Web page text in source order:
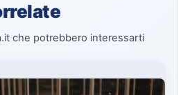
che potrebbero interessarti